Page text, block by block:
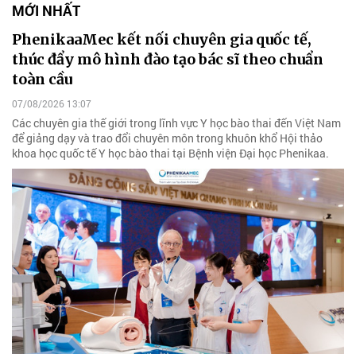
MỚI NHẤT
PhenikaaMec kết nối chuyên gia quốc tế,
thúc đẩy mô hình đào tạo bác sĩ theo chuẩn
toàn cầu
07/08/2026 13:07
Các chuyên gia thế giới trong lĩnh vực Y học bào thai đến Việt Nam
để giảng dạy và trao đổi chuyên môn trong khuôn khổ Hội thảo
khoa học quốc tế Y học bào thai tại Bệnh viện Đại học Phenikaa.